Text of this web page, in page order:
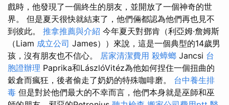
戲時，他發現了一個終生的朋友，並開放了一個神奇的世
界。 但是夏天很快就結束了，他們倆都認為他們再也見不
到彼此。 推拿推薦與介紹 今年夏天對鄧肯（利亞姆·詹姆斯
（Liam 成立公司 James））來說，這是一個典型的14歲男
孩，沒有朋友也不信心。 居家清潔費用 殺蟑螂 Jancsi 台
胞證辦理 Paprika和LászlóVitéz為他如何捏住一個扭曲的
穀倉而瘋狂，後者偷走了奶奶的特殊咖啡磨。 台中養生排
毒 但是對於他們最大的不幸而言，他們本身就是巫師和巫